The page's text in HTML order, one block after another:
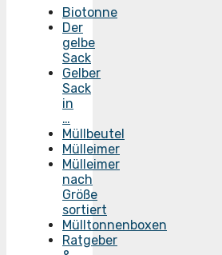
Biotonne
Der
gelbe
Sack
Gelber
Sack
in
…
Müllbeutel
Mülleimer
Mülleimer
nach
Größe
sortiert
Mülltonnenboxen
Ratgeber